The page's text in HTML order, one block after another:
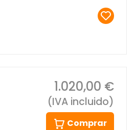
1.020,00 €
(IVA incluido)
Comprar